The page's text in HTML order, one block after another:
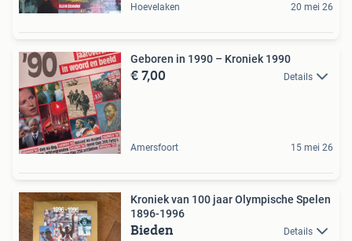
Hoevelaken 20 mei 26
Geboren in 1990 – Kroniek 1990
€ 7,00 Details
Amersfoort 15 mei 26
Kroniek van 100 jaar Olympische Spelen
1896-1996
Bieden Details